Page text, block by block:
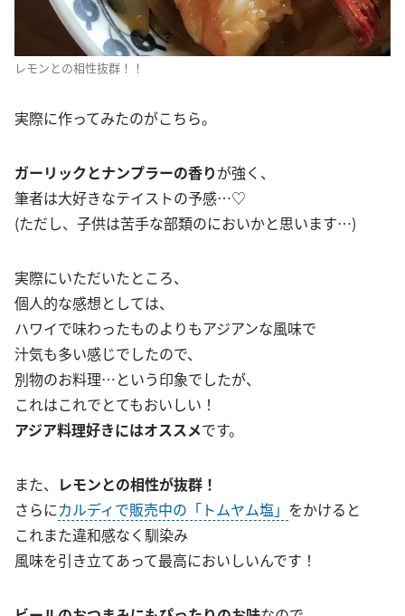
レモンとの相性抜群！！
実際に作ってみたのがこちら。
ガーリックとナンプラーの香りが強く、
筆者は大好きなテイストの予感…♡
(ただし、子供は苦手な部類のにおいかと思います…)
実際にいただいたところ、
個人的な感想としては、
ハワイで味わったものよりもアジアンな風味で
汁気も多い感じでしたので、
別物のお料理…という印象でしたが、
これはこれでとてもおいしい！
アジア料理好きにはオススメです。
また、 レモンとの相性が抜群！
さらにカルディで販売中の「トムヤム塩」 をかけると
これまた違和感なく馴染み
風味を引き立てあって最高においしいんです！